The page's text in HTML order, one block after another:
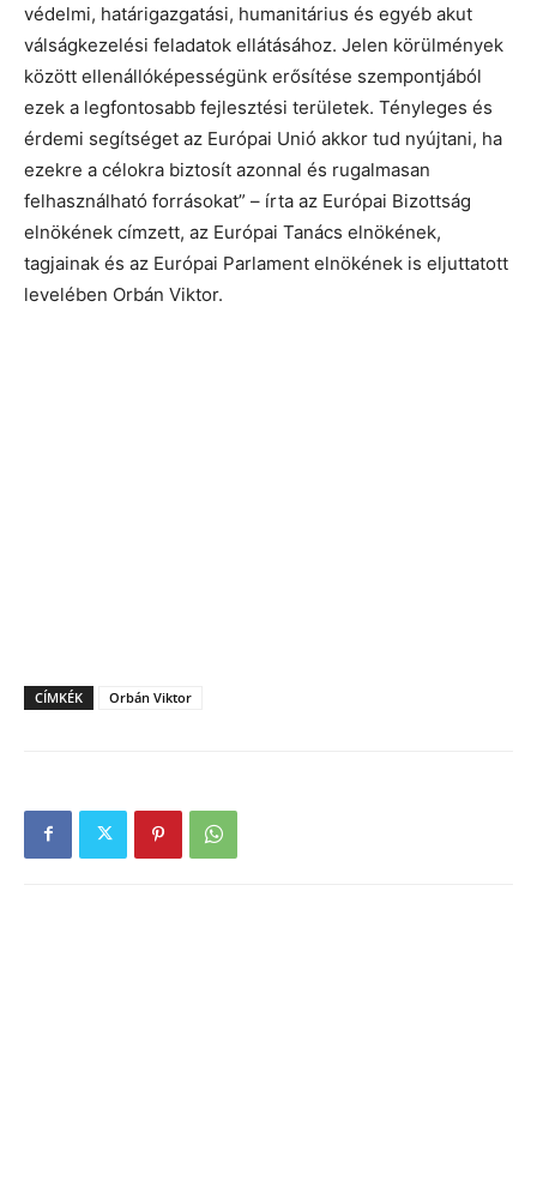
védelmi, határigazgatási, humanitárius és egyéb akut
válságkezelési feladatok ellátásához. Jelen körülmények
között ellenállóképességünk erősítése szempontjából
ezek a legfontosabb fejlesztési területek. Tényleges és
érdemi segítséget az Európai Unió akkor tud nyújtani, ha
ezekre a célokra biztosít azonnal és rugalmasan
felhasználható forrásokat” – írta az Európai Bizottság
elnökének címzett, az Európai Tanács elnökének,
tagjainak és az Európai Parlament elnökének is eljuttatott
levelében Orbán Viktor.
CÍMKÉK Orbán Viktor